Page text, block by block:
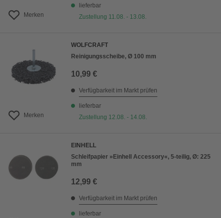
Merken
lieferbar
Zustellung 11.08. - 13.08.
Merken
WOLFCRAFT
Reinigungsscheibe, Ø 100 mm
10,99 €
Verfügbarkeit im Markt prüfen
lieferbar
Zustellung 12.08. - 14.08.
EINHELL
Schleifpapier »Einhell Accessory«, 5-teilig, Ø: 225
mm
12,99 €
Verfügbarkeit im Markt prüfen
lieferbar